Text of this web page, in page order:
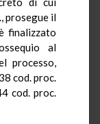
prosegue il
finalizzato
al
processo,
cod. proc.
cod. proc.